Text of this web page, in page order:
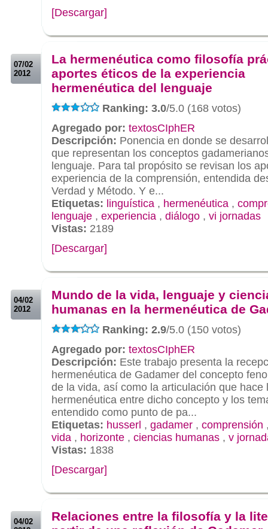
[Descargar]
07/02
2012
La hermenéutica como filosofía
aportes éticos de la experiencia
hermenéutica del lenguaje
Ranking: 3.0/5.0 (168 votos)
Agregado por: textosCIphER
Descripción: Ponencia en donde se
que representan los conceptos
lenguaje. Para tal propósito se revisan los
experiencia de la comprensión, entendida
Verdad y Método. Y e...
Etiquetas: linguística , hermenéutica ,
lenguaje , experiencia , diálogo , vi jornadas
Vistas: 2189
[Descargar]
04/02
2012
Mundo de la vida, lenguaje y
humanas en la hermenéutica de
Ranking: 2.9/5.0 (150 votos)
Agregado por: textosCIphER
Descripción: Este trabajo presenta la
hermenéutica de Gadamer del concepto
de la vida, así como la articulación que hace
hermenéutica entre dicho concepto y los
entendido como punto de pa...
Etiquetas: husserl , gadamer , comprensión
vida , horizonte , ciencias humanas , v
Vistas: 1838
[Descargar]
04/02
Relaciones entre la filosofía y la